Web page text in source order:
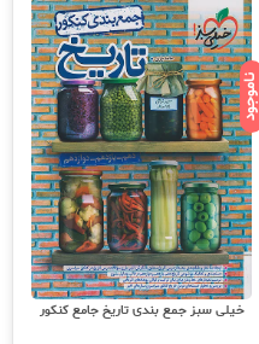
ناموجود
خیلی سبز جمع بندی تاریخ جامع کنکور